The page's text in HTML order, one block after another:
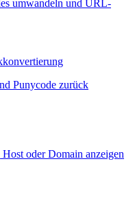
umwandeln und URL-
Punycode zurück
oder Domain anzeigen